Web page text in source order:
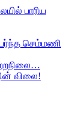
பாரிய
செம்மணி
விலை!